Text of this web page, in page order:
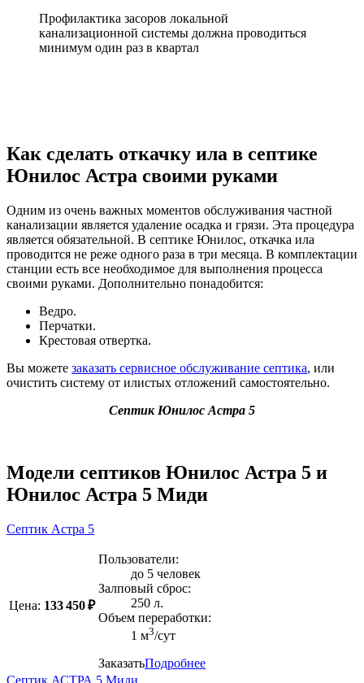
Профилактика засоров локальной
канализационной системы должна проводиться
минимум один раз в квартал
Как сделать откачку ила в септике
Юнилос Астра своими руками
Одним из очень важных моментов обслуживания частной
канализации является удаление осадка и грязи. Эта процедура
является обязательной. В септике Юнилос, откачка ила
проводится не реже одного раза в три месяца. В комплектации
станции есть все необходимое для выполнения процесса
своими руками. Дополнительно понадобится:
Ведро.
Перчатки.
Крестовая отвертка.
Вы можете заказать сервисное обслуживание септика, или
очистить систему от илистых отложений самостоятельно.
Септик Юнилос Астра 5
Модели септиков Юнилос Астра 5 и
Юнилос Астра 5 Миди
Септик Астра 5
Цена: 133 450 ₽
Пользователи:
до 5 человек
Залповый сброс:
250 л.
Объем переработки:
1 м3/сут
ЗаказатьПодробнее
Септик АСТРА 5 Миди